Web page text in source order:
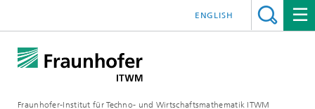
Fraunhofer-Institut für Techno- und Wirtschaftsmathematik ITWM
ENGLISH